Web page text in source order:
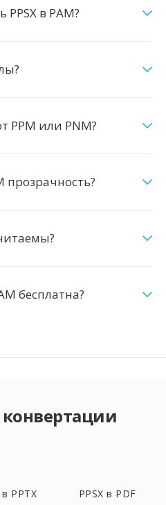
в PAM?
PPM или PNM?
прозрачность?
бесплатна?
в PPTX PPSX в PDF